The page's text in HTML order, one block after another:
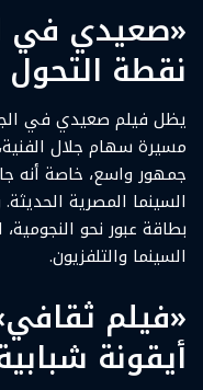
«صعيدي في
نقطة التحول
يظل فيلم صعيدي في
مسيرة سهام جلال
جمهور واسع، خاصة أنه
السينما المصرية
بطاقة عبور نحو
السينما والتلفزيون.
«فيلم
أيقونة